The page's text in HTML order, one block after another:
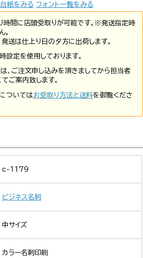
紙をみる フォント一覧をみる
時間に店頭受取りが可能です。※発送指定時
。
送は仕上り日の夕方に出荷します。
設定を使用しております。
、ご注文申し込みを頂きましてから担当者
ご案内致します。
ついてはお受取り方法と送料を御覧くださ
c-1179
ビジネス名刺
中サイズ
カラー名刺印刷